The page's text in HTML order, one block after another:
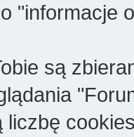
"informacje
są
liczbę